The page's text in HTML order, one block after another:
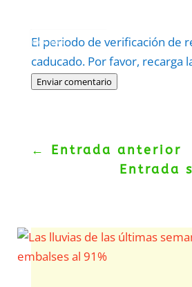
El periodo de verificación de
caducado. Por favor, recarga
Enviar comentario
Politica–Términos.
← Entrada anterior
Entrada